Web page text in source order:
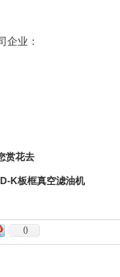
企业：
赏花去
K板框真空滤油机
0